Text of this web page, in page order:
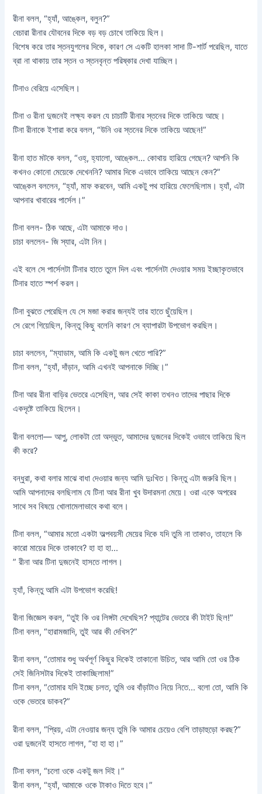
রীনা বলল, “হ্যাঁ, আঙ্কেল, বলুন?”
বেচারা রীনার যৌবনের দিকে বড় বড় চোখে তাকিয়ে ছিল।
বিশেষ করে তার স্তনযুগলের দিকে, কারণ সে একটি হালকা সাদা টি-শার্ট পরেছিল, যাতে
ব্রা না থাকায় তার স্তন ও স্তনবৃন্ত পরিষ্কার দেখা যাচ্ছিল।
টিনাও বেরিয়ে এসেছিল।
টিনা ও রীনা দুজনেই লক্ষ্য করল যে চাচাটি রীনার স্তনের দিকে তাকিয়ে আছে।
টিনা রীনাকে ইশারা করে বলল, “উনি ওর স্তনের দিকে তাকিয়ে আছেন!”
রীনা হাত মটকে বলল, “ওহ্, হ্যালো, আঙ্কেল… কোথায় হারিয়ে গেছেন? আপনি কি
কখনও কোনো মেয়েকে দেখেননি? আমার দিকে এভাবে তাকিয়ে আছেন কেন?”
আঙ্কেল বললেন, “হ্যাঁ, মাফ করবেন, আমি একটু পথ হারিয়ে ফেলেছিলাম। হ্যাঁ, এটা
আপনার খাবারের পার্সেল।”
টিনা বলল- ঠিক আছে, এটা আমাকে দাও।
চাচা বললেন- জি স্যার, এটা নিন।
এই বলে সে পার্সেলটা টিনার হাতে তুলে দিল এবং পার্সেলটা দেওয়ার সময় ইচ্ছাকৃতভাবে
টিনার হাতে স্পর্শ করল।
টিনা বুঝতে পেরেছিল যে সে মজা করার জন্যই তার হাতে ছুঁয়েছিল।
সে রেগে গিয়েছিল, কিন্তু কিছু বলেনি কারণ সে ব্যাপারটা উপভোগ করছিল।
চাচা বললেন, “ম্যাডাম, আমি কি একটু জল খেতে পারি?”
টিনা বলল, “হ্যাঁ, দাঁড়ান, আমি এখনই আপনাকে দিচ্ছি।”
টিনা আর রীনা বাড়ির ভেতরে এসেছিল, আর সেই কাকা তখনও তাদের পাছার দিকে
একদৃষ্টে তাকিয়ে ছিলেন।
রীনা বললো— আপু, লোকটা তো অদ্ভুত, আমাদের দুজনের দিকেই ওভাবে তাকিয়ে ছিল
কী করে?
বন্ধুরা, কথা বলার মাঝে বাধা দেওয়ার জন্য আমি দুঃখিত। কিন্তু এটা জরুরি ছিল।
আমি আপনাদের বলছিলাম যে টিনা আর রীনা খুব উদারমনা মেয়ে। ওরা একে অপরের
সাথে সব বিষয়ে খোলামেলাভাবে কথা বলে।
টিনা বলল, “আমার মতো একটা অল্পবয়সী মেয়ের দিকে যদি তুমি না তাকাও, তাহলে কি
কারো মায়ের দিকে তাকাবে? হা হা হা…
” রীনা আর টিনা দুজনেই হাসতে লাগল।
হ্যাঁ, কিন্তু আমি এটা উপভোগ করেছি!
রীনা জিজ্ঞেস করল, “তুই কি ওর লিঙ্গটা দেখেছিস? প্যান্টের ভেতরে কী টাইট ছিল!”
টিনা বলল, “হারামজাদি, তুই আর কী দেখিস?”
রীনা বলল, “তোমার শুধু অর্থপূর্ণ কিছুর দিকেই তাকানো উচিত, আর আমি তো ওর ঠিক
সেই জিনিসটার দিকেই তাকাচ্ছিলাম!”
টিনা বলল, “তোমার যদি ইচ্ছে চলত, তুমি ওর বাঁড়াটাও নিয়ে নিতে… বলো তো, আমি কি
ওকে ভেতরে ডাকব?”
রীনা বলল, “প্রিয়, এটা নেওয়ার জন্য তুমি কি আমার চেয়েও বেশি তাড়াহুড়ো করছ?”
ওরা দুজনেই হাসতে লাগল, “হা হা হা।”
টিনা বলল, “চলো ওকে একটু জল দিই।”
রীনা বলল, “হ্যাঁ, আমাকে ওকে টাকাও দিতে হবে।”